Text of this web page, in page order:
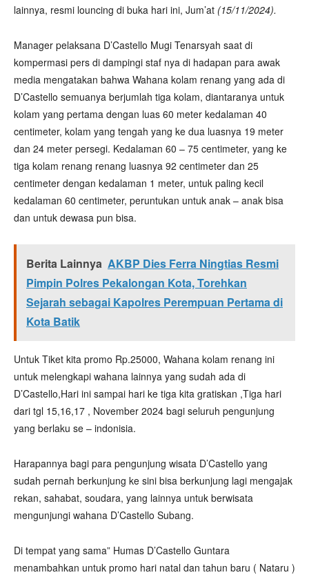
lainnya, resmi louncing di buka hari ini, Jum’at (15/11/2024).
Manager pelaksana D’Castello Mugi Tenarsyah saat di
kompermasi pers di dampingi staf nya di hadapan para awak
media mengatakan bahwa Wahana kolam renang yang ada di
D’Castello semuanya berjumlah tiga kolam, diantaranya untuk
kolam yang pertama dengan luas 60 meter kedalaman 40
centimeter, kolam yang tengah yang ke dua luasnya 19 meter
dan 24 meter persegi. Kedalaman 60 – 75 centimeter, yang ke
tiga kolam renang renang luasnya 92 centimeter dan 25
centimeter dengan kedalaman 1 meter, untuk paling kecil
kedalaman 60 centimeter, peruntukan untuk anak – anak bisa
dan untuk dewasa pun bisa.
Berita Lainnya AKBP Dies Ferra Ningtias Resmi
Pimpin Polres Pekalongan Kota, Torehkan
Sejarah sebagai Kapolres Perempuan Pertama di
Kota Batik
Untuk Tiket kita promo Rp.25000, Wahana kolam renang ini
untuk melengkapi wahana lainnya yang sudah ada di
D’Castello,Hari ini sampai hari ke tiga kita gratiskan ,Tiga hari
dari tgl 15,16,17 , November 2024 bagi seluruh pengunjung
yang berlaku se – indonisia.
Harapannya bagi para pengunjung wisata D’Castello yang
sudah pernah berkunjung ke sini bisa berkunjung lagi mengajak
rekan, sahabat, soudara, yang lainnya untuk berwisata
mengunjungi wahana D’Castello Subang.
Di tempat yang sama” Humas D’Castello Guntara
menambahkan untuk promo hari natal dan tahun baru ( Nataru )